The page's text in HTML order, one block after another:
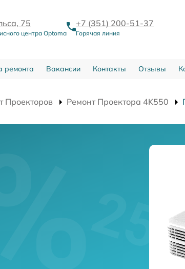
75
центра Optoma
+7 (351) 200-51-37
Горячая линия
ремонта Вакансии Контакты Отзывы
Проекторов Ремонт Проектора 4K550